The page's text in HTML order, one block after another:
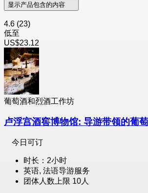
显示产品包含的内容
4.6 (23)
低至
US$23.12
葡萄酒和烈酒工作坊
卢浮宫酒窖博物馆: 导游带领的葡
今日可订
时长：2小时
英语, 法语导游服务
团体人数上限 10人